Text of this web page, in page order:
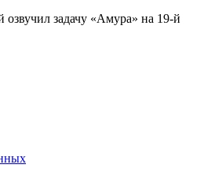
задачу «Амура» на 19-й